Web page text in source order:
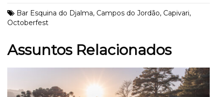
Bar Esquina do Djalma, Campos do Jordão, Capivari,
Octoberfest
Assuntos Relacionados